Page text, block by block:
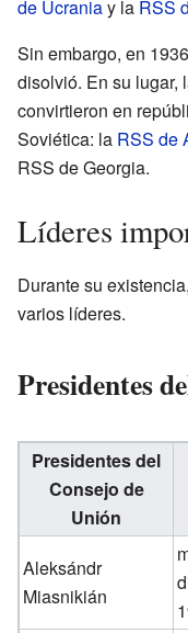
de Ucraniay la RSS
Sin embargo, en
disolvió. En su lugar,
convirtieron en
Soviética: la RSS de
RSS de Georgia.
Líderes
Durante su
varios líderes.
Presidentes
Presidentes del
Consejo de
Unión
Aleksándr
Miasnikián